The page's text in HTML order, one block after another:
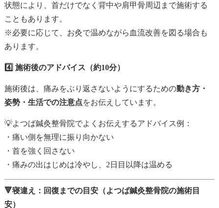
状態により、首だけでなく背中や肩甲骨周辺まで施術する
こともあります。
※必要に応じて、お灸で温めながら血流改善を図る場合も
あります。
4️⃣ 施術後のアドバイス（約10分）
施術後は、痛みをぶり返さないようにするための動き方・
姿勢・生活での注意点をお伝えしています。
💡よつば鍼灸整骨院でよくお伝えするアドバイス例：
・痛い側を無理に振り向かない
・首を強く回さない
・痛みの出はじめは冷やし、2日目以降は温める
🔻寝違え：回復までの目安（よつば鍼灸整骨院の施術目
安）